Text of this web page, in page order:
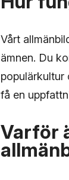
Vårt
ämnen. Du
populärkultur
få en
Varför